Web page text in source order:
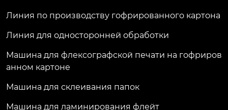
Линия по производству гофрированного картона
Линия для односторонней обработки
Машина для флексографской печати на гофриров
анном картоне
Машина для склеивания папок
Машина для ламинирования флейт